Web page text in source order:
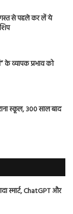
से पहले कर लें ये
के व्यापक प्रभाव को
स्कूल, 300 साल बाद
स्मार्ट, ChatGPT और